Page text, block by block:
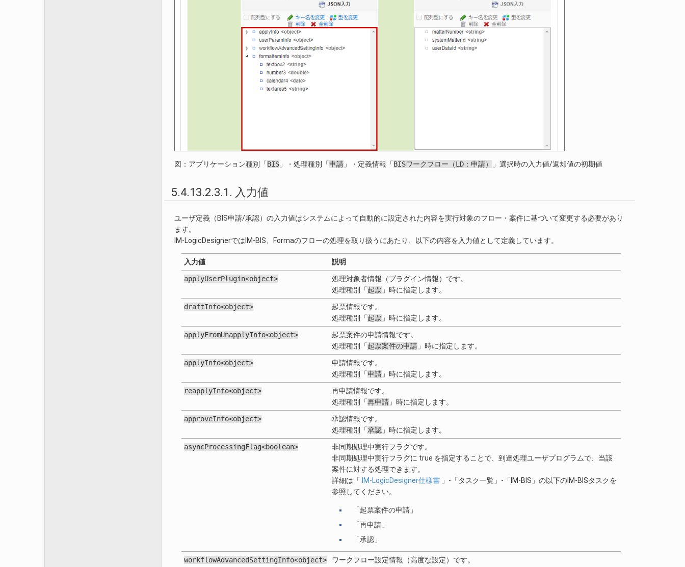
図：アプリケーション種別「BIS 」・処理種別「申請 」・定義情報「BISワークフロー（LD：申請） 」選択時の入力値/返却値の初期値
5.4.13.2.3.1. 入力値
ユーザ定義（BIS申請/承認）の入力値はシステムによって自動的に設定された内容を実行対象のフロー・案件に基づいて変更する必要があり
ます。
IM-LogicDesignerではIM-BIS、Formaのフローの処理を取り扱うにあたり、以下の内容を入力値として定義しています。
入力値 説明
applyUserPlugin<object>
処理対象者情報（プラグイン情報）です。
処理種別「起票 」時に指定します。
draftInfo<object>
起票情報です。
処理種別「起票 」時に指定します。
applyFromUnapplyInfo<object>
起票案件の申請情報です。
処理種別「起票案件の申請 」時に指定します。
applyInfo<object>
申請情報です。
処理種別「申請 」時に指定します。
reapplyInfo<object>
再申請情報です。
処理種別「再申請 」時に指定します。
approveInfo<object>
承認情報です。
処理種別「承認 」時に指定します。
asyncProcessingFlag<boolean>
非同期処理中実行フラグです。
非同期処理中実行フラグに true を指定することで、到達処理ユーザプログラムで、当該
案件に対する処理できます。
詳細は「
IM-LogicDesigner仕様書 」-「タスク一覧」-「IM-BIS」の以下のIM-BISタスクを
参照してください。
「起票案件の申請」
「再申請」
「承認」
workflowAdvancedSettingInfo<object>
ワークフロー設定情報（高度な設定）です。